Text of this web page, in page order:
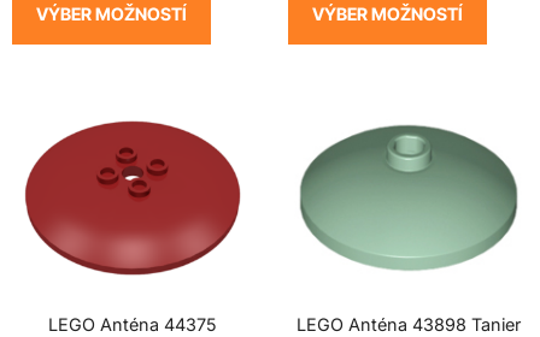
VÝBER MOŽNOSTÍ VÝBER MOŽNOSTÍ
LEGO Anténa 44375
LEGO Anténa 43898 Tanier